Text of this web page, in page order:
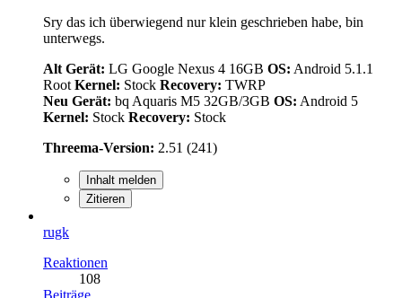
Sry das ich überwiegend nur klein geschrieben habe, bin
unterwegs.
Alt Gerät: LG Google Nexus 4 16GB OS: Android 5.1.1
Root Kernel: Stock Recovery: TWRP
Neu Gerät: bq Aquaris M5 32GB/3GB OS: Android 5
Kernel: Stock Recovery: Stock
Threema-Version: 2.51 (241)
Inhalt melden
Zitieren
rugk
Reaktionen
108
Beiträge